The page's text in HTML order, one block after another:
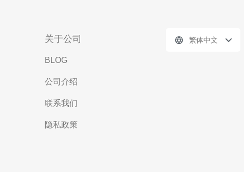
关于公司
BLOG
公司介绍
联系我们
隐私政策
繁体中文